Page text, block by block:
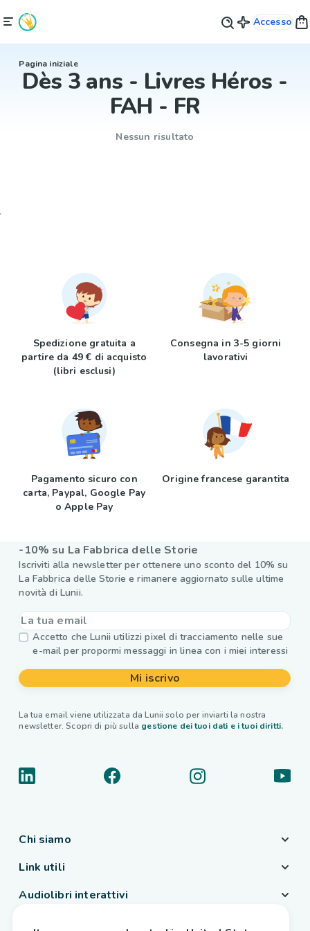
Accesso
Pagina iniziale
Dès 3 ans - Livres Héros -
FAH - FR
Nessun risultato
Spedizione gratuita a
partire da 49 € di acquisto
(libri esclusi)
Consegna in 3-5 giorni
lavorativi
Pagamento sicuro con
carta, Paypal, Google Pay
o Apple Pay
Origine francese garantita
-10% su La Fabbrica delle Storie
Iscriviti alla newsletter per ottenere uno sconto del 10% su
La Fabbrica delle Storie e rimanere aggiornato sulle ultime
novità di Lunii.
Accetto che Lunii utilizzi pixel di tracciamento nelle sue
e-mail per propormi messaggi in linea con i miei interessi
Mi iscrivo
La tua email viene utilizzata da Lunii solo per inviarti la nostra
newsletter. Scopri di più sulla gestione dei tuoi dati e i tuoi diritti.
Chi siamo
Link utili
Audiolibri interattivi